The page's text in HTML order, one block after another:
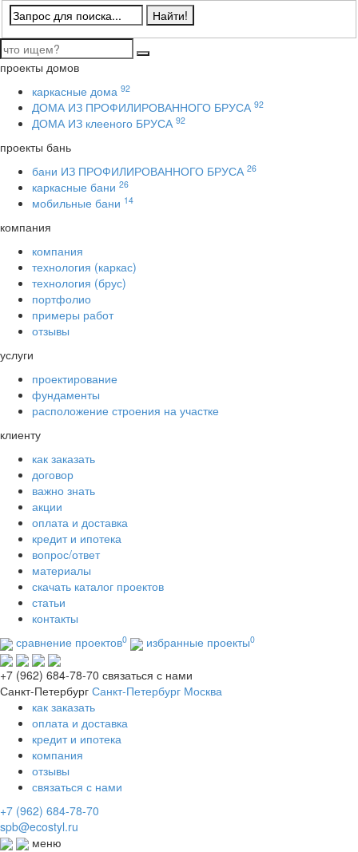
проекты домов
каркасные дома 92
ДОМА ИЗ ПРОФИЛИРОВАННОГО БРУСА 92
ДОМА ИЗ клееного БРУСА 92
проекты бань
бани ИЗ ПРОФИЛИРОВАННОГО БРУСА 26
каркасные бани 26
мобильные бани 14
компания
компания
технология (каркас)
технология (брус)
портфолио
примеры работ
отзывы
услуги
проектирование
фундаменты
расположение строения на участке
клиенту
как заказать
договор
важно знать
акции
оплата и доставка
кредит и ипотека
вопрос/ответ
материалы
скачать каталог проектов
статьи
контакты
сравнение проектов0 избранные проекты0
+7 (962) 684-78-70 связаться с нами
Санкт-Петербург Санкт-Петербург Москва
как заказать
оплата и доставка
кредит и ипотека
компания
отзывы
связаться с нами
+7 (962) 684-78-70
spb@ecostyl.ru
меню